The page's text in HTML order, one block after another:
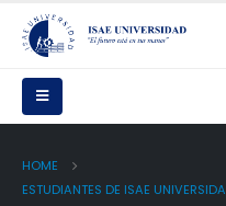
HOME
ESTUDIANTES DE ISAE